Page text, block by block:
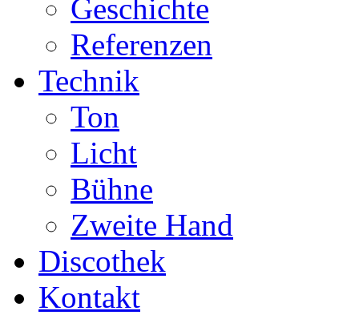
Geschichte
Referenzen
Technik
Ton
Licht
Bühne
Zweite Hand
Discothek
Kontakt